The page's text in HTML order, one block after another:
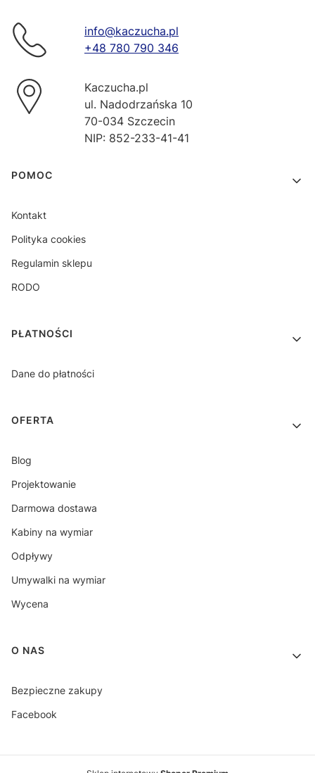
info@kaczucha.pl
+48 780 790 346
Kaczucha.pl
ul. Nadodrzańska 10
70-034 Szczecin
NIP: 852-233-41-41
Linki w stopce
POMOC
Kontakt
Polityka cookies
Regulamin sklepu
RODO
PŁATNOŚCI
Dane do płatności
OFERTA
Blog
Projektowanie
Darmowa dostawa
Kabiny na wymiar
Odpływy
Umywalki na wymiar
Wycena
O NAS
Bezpieczne zakupy
Facebook